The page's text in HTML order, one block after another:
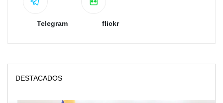
Telegram flickr
DESTACADOS